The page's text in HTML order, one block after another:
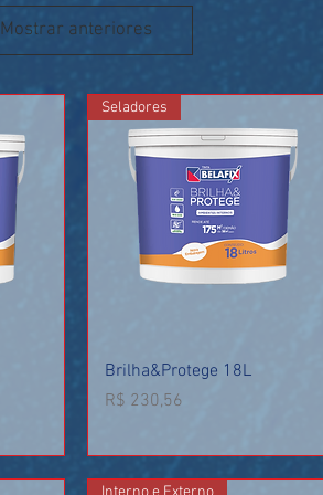
Mostrar anteriores
Visualização rápida
Seladores
Brilha&Protege 18L
Preço
R$ 230,56